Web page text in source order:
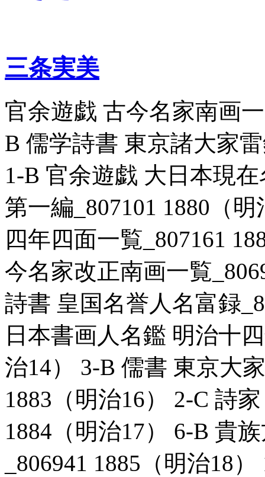
三条実美
官余遊戯 古今名家南画
B 儒学詩書 東京諸大家
1-B 官余遊戯 大日本現
第一編_807101 1880（
四年四面一覧_807161
今名家改正南画一覧
詩書 皇国名誉人名富録
日本書画人名鑑 明治十
治14） 3-B 儒書 東京大
1883（明治16） 2-C 詩
1884（明治17） 6-B 貴
_806941 1885（明治18